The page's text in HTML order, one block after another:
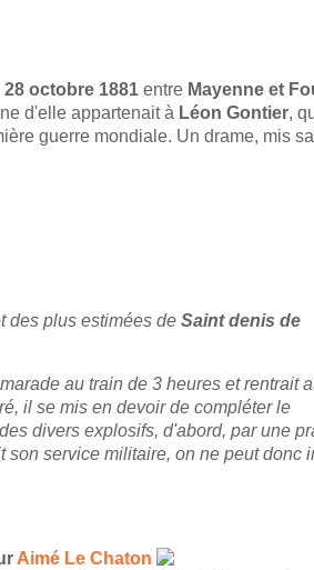
28 octobre 1881 entre Mayenne et
d'elle appartenait à Léon Gontier,
guerre mondiale. Un drame, mis
des plus estimées de Saint denis de
au train de 3 heures et rentrait
il se mis en devoir de compléter le
divers explosifs, d'abord, par une
service militaire, on ne peut donc
Aimé Le Chaton